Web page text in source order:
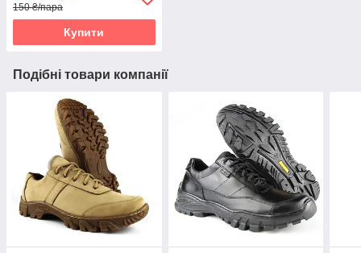
150 ₴/пара
Купити
Подібні товари компанії